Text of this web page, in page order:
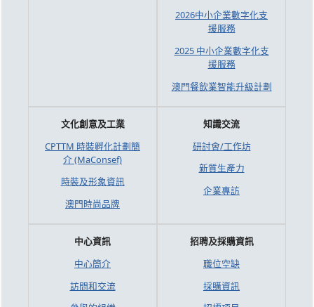
2026中小企業數字化支
援服務
2025 中小企業數字化支
援服務
澳門餐飲業智能升級計劃
文化創意及工業
CPTTM 時裝孵化計劃簡
介 (MaConsef)
時裝及形象資訊
澳門時尚品牌
知識交流
研討會/工作坊
新質生產力
企業專訪
中心資訊
中心簡介
訪問和交流
招聘及採購資訊
職位空缺
採購資訊